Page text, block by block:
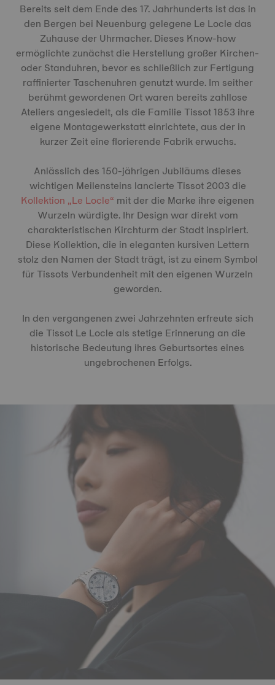
Bereits seit dem Ende des 17. Jahrhunderts ist das in
den Bergen bei Neuenburg gelegene Le Locle das
Zuhause der Uhrmacher. Dieses Know-how
ermöglichte zunächst die Herstellung großer Kirchen-
oder Standuhren, bevor es schließlich zur Fertigung
raffinierter Taschenuhren genutzt wurde. Im seither
berühmt gewordenen Ort waren bereits zahllose
Ateliers angesiedelt, als die Familie Tissot 1853 ihre
eigene Montagewerkstatt einrichtete, aus der in
kurzer Zeit eine florierende Fabrik erwuchs.
Anlässlich des 150-jährigen Jubiläums dieses
wichtigen Meilensteins lancierte Tissot 2003 die
Kollektion „Le Locle“ mit der die Marke ihre eigenen
Wurzeln würdigte. Ihr Design war direkt vom
charakteristischen Kirchturm der Stadt inspiriert.
Diese Kollektion, die in eleganten kursiven Lettern
stolz den Namen der Stadt trägt, ist zu einem Symbol
für Tissots Verbundenheit mit den eigenen Wurzeln
geworden.
In den vergangenen zwei Jahrzehnten erfreute sich
die Tissot Le Locle als stetige Erinnerung an die
historische Bedeutung ihres Geburtsortes eines
ungebrochenen Erfolgs.